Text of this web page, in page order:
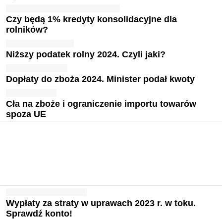
Czy będą 1% kredyty konsolidacyjne dla
rolników?
Niższy podatek rolny 2024. Czyli jaki?
Dopłaty do zboża 2024. Minister podał kwoty
Cła na zboże i ograniczenie importu towarów
spoza UE
Wypłaty za straty w uprawach 2023 r. w toku.
Sprawdź konto!